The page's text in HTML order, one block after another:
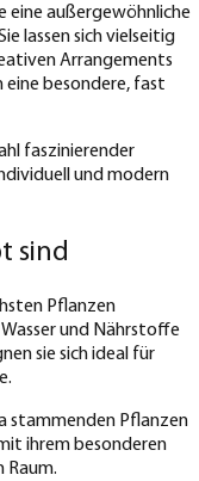
eine außergewöhnliche
lassen sich vielseitig
Arrangements
eine besondere, fast
faszinierender
und modern
sind
Pflanzen
Wasser und Nährstoffe
sie sich ideal für
stammenden Pflanzen
ihrem besonderen
Raum.